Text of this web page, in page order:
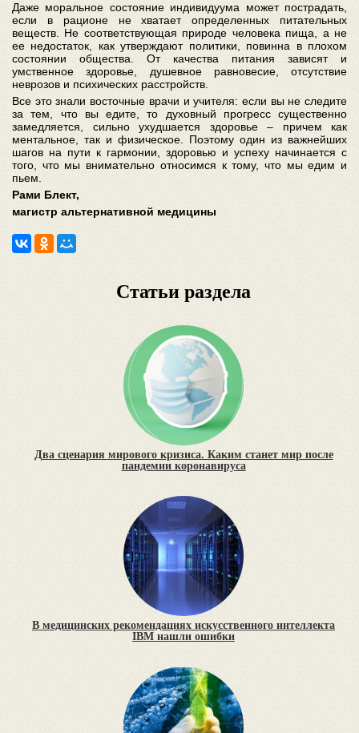
Даже моральное состояние индивидуума может пострадать,
если в рационе не хватает определенных питательных
веществ. Не соответствующая природе человека пища, а не
ее недостаток, как утверждают политики, повинна в плохом
состоянии общества. От качества питания зависят и
умственное здоровье, душевное равновесие, отсутствие
неврозов и психических расстройств.
Все это знали восточные врачи и учителя: если вы не следите
за тем, что вы едите, то духовный прогресс существенно
замедляется, сильно ухудшается здоровье – причем как
ментальное, так и физическое. Поэтому один из важнейших
шагов на пути к гармонии, здоровью и успеху начинается с
того, что мы внимательно относимся к тому, что мы едим и
пьем.
Рами Блект,
магистр альтернативной медицины
Статьи раздела
Два сценария мирового кризиса. Каким станет мир после
пандемии коронавируса
В медицинских рекомендациях искусственного интеллекта
IBM нашли ошибки